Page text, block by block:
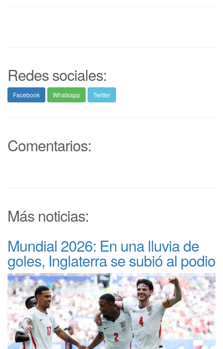
Redes sociales:
Facebook Whatsapp Twitter
Comentarios:
Más noticias:
Mundial 2026: En una lluvia de
goles, Inglaterra se subió al podio